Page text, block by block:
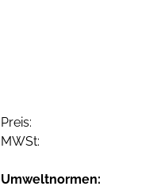
Preis:
MWSt:
Umweltnormen: